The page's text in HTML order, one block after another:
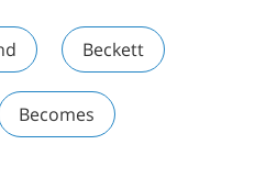
Beckett
Becomes